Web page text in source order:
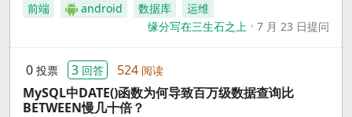
前端 android 数据库
运维
缘分写在三生石之上
7 月 23 日提问
0 投票 3 回答 524 阅读
MySQL中DATE()函数为何导致百万级数据查询比
BETWEEN慢几十倍？